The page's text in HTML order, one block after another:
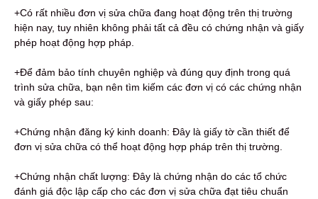
+Có rất nhiều đơn vị sửa chữa đang hoạt động trên thị trường
hiện nay, tuy nhiên không phải tất cả đều có chứng nhận và giấy
phép hoạt động hợp pháp.
+Để đảm bảo tính chuyên nghiệp và đúng quy định trong quá
trình sửa chữa, bạn nên tìm kiếm các đơn vị có các chứng nhận
và giấy phép sau:
+Chứng nhận đăng ký kinh doanh: Đây là giấy tờ cần thiết để
đơn vị sửa chữa có thể hoạt động hợp pháp trên thị trường.
+Chứng nhận chất lượng: Đây là chứng nhận do các tổ chức
đánh giá độc lập cấp cho các đơn vị sửa chữa đạt tiêu chuẩn